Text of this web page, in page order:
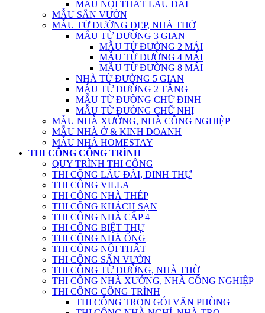
MẪU NỘI THẤT LÂU ĐÀI
MẪU SÂN VƯỜN
MẪU TỪ ĐƯỜNG ĐẸP, NHÀ THỜ
MẪU TỪ ĐƯỜNG 3 GIAN
MẪU TỪ ĐƯỜNG 2 MÁI
MẪU TỪ ĐƯỜNG 4 MÁI
MẪU TỪ ĐƯỜNG 8 MÁI
NHÀ TỪ ĐƯỜNG 5 GIAN
MẪU TỪ ĐƯỜNG 2 TẦNG
MẪU TỪ ĐƯỜNG CHỮ ĐINH
MẪU TỪ ĐƯỜNG CHỮ NHỊ
MẪU NHÀ XƯỞNG, NHÀ CÔNG NGHIỆP
MẪU NHÀ Ở & KINH DOANH
MẪU NHÀ HOMESTAY
THI CÔNG CÔNG TRÌNH
QUY TRÌNH THI CÔNG
THI CÔNG LÂU ĐÀI, DINH THỰ
THI CÔNG VILLA
THI CÔNG NHÀ THÉP
THI CÔNG KHÁCH SẠN
THI CÔNG NHÀ CẤP 4
THI CÔNG BIỆT THỰ
THI CÔNG NHÀ ỐNG
THI CÔNG NỘI THẤT
THI CÔNG SÂN VƯỜN
THI CÔNG TỪ ĐƯỜNG, NHÀ THỜ
THI CÔNG NHÀ XƯỞNG, NHÀ CÔNG NGHIỆP
THI CÔNG CÔNG TRÌNH
THI CÔNG TRỌN GÓI VĂN PHÒNG